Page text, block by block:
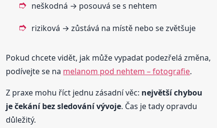
neškodná → posouvá se s nehtem
riziková → zůstává na místě nebo se zvětšuje
Pokud chcete vidět, jak může vypadat podezřelá změna,
podívejte se na melanom pod nehtem – fotografie.
Z praxe mohu říct jednu zásadní věc: největší chybou
je čekání bez sledování vývoje. Čas je tady opravdu
důležitý.